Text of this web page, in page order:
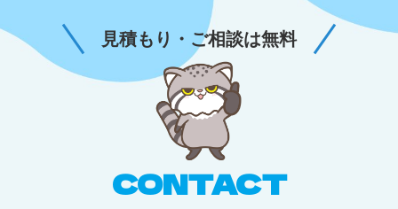
見積もり・ご相談は無料
CONTACT